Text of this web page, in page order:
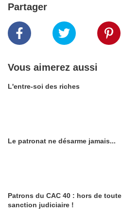
Partager
Vous aimerez aussi
L'entre-soi des riches
Le patronat ne désarme jamais...
Patrons du CAC 40 : hors de toute
sanction judiciaire !